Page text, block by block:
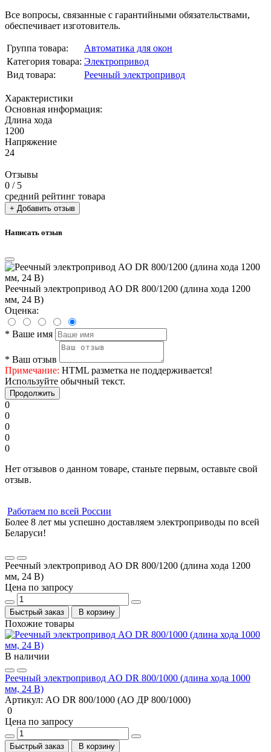
Все вопросы, связанные с гарантийными обязательствами,
обеспечивает изготовитель.
Группа товара:
Автоматика для окон
Категория товара: Электропривод
Вид товара:
Реечный электропривод
Характеристики
Основная информация:
Длина хода
1200
Напряжение
24
Отзывы
0 / 5
средний рейтинг товара
+ Добавить отзыв
Написать отзыв
Реечный электропривод AO DR 800/1200 (длина хода 1200
мм, 24 В)
Оценка:
* Ваше имя
* Ваш отзыв
Примечание: HTML разметка не поддерживается!
Используйте обычный текст.
Продолжить
0
0
0
0
0
Нет отзывов о данном товаре, станьте первым, оставьте свой
отзыв.
Работаем по всей России
Более 8 лет мы успешно доставляем электроприводы по всей
Беларуси!
Реечный электропривод AO DR 800/1200 (длина хода 1200
мм, 24 В)
Цена по запросу
Быстрый заказ В корзину
Похожие товары
В наличии
Реечный электропривод AO DR 800/1000 (длина хода 1000
мм, 24 В)
Артикул: AO DR 800/1000 (АО ДР 800/1000)
0
Цена по запросу
Быстрый заказ В корзину